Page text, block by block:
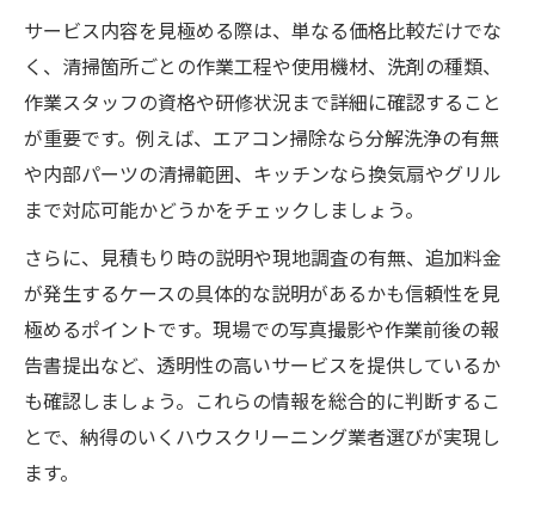
サービス内容を見極める際は、単なる価格比較だけでな
く、清掃箇所ごとの作業工程や使用機材、洗剤の種類、
作業スタッフの資格や研修状況まで詳細に確認すること
が重要です。例えば、エアコン掃除なら分解洗浄の有無
や内部パーツの清掃範囲、キッチンなら換気扇やグリル
まで対応可能かどうかをチェックしましょう。
さらに、見積もり時の説明や現地調査の有無、追加料金
が発生するケースの具体的な説明があるかも信頼性を見
極めるポイントです。現場での写真撮影や作業前後の報
告書提出など、透明性の高いサービスを提供しているか
も確認しましょう。これらの情報を総合的に判断するこ
とで、納得のいくハウスクリーニング業者選びが実現し
ます。